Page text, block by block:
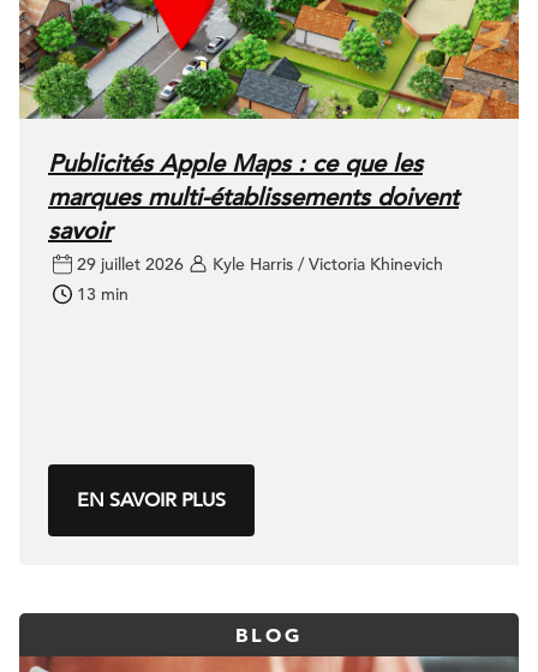
Publicités Apple Maps : ce que les
marques multi-établissements doivent
savoir
29 juillet 2026
Kyle Harris / Victoria Khinevich
13 min
EN SAVOIR PLUS
BLOG